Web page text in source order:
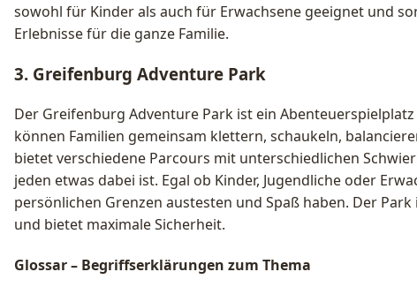
sowohl für Kinder als auch für Erwachsene geeignet und
Erlebnisse für die ganze Familie.
3. Greifenburg Adventure Park
Der Greifenburg Adventure Park ist ein
können Familien gemeinsam klettern, schaukeln,
bietet verschiedene Parcours mit unterschiedlichen
jeden etwas dabei ist. Egal ob Kinder, Jugendliche oder
persönlichen Grenzen austesten und Spaß haben. Der
und bietet maximale Sicherheit.
Glossar – Begriffserklärungen zum Thema